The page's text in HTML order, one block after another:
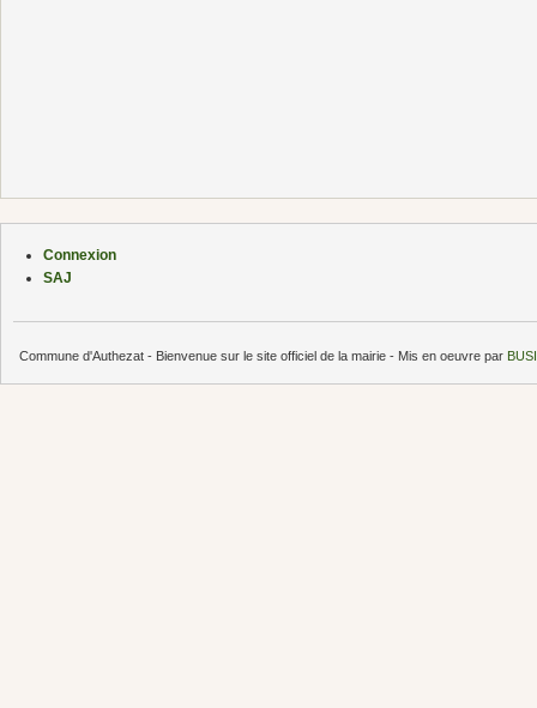
Connexion
SAJ
Commune d'Authezat - Bienvenue sur le site officiel de la mairie - Mis en oeuvre par